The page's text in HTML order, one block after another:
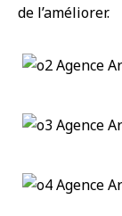
de l’améliorer.